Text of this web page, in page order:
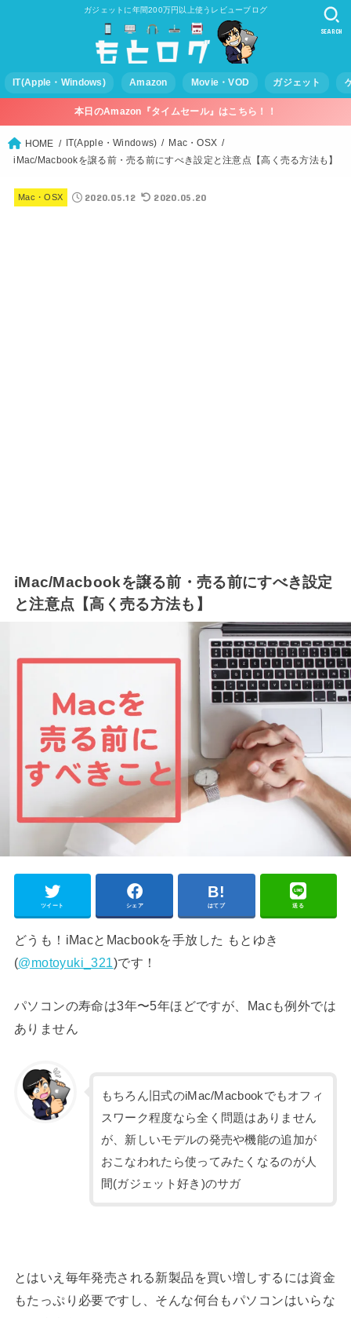
ガジェットに年間200万円以上使うレビューブログ
IT(Apple・Windows) Amazon Movie・VOD ガジェット
SEARCH
本日のAmazon『タイムセール』はこちら！！
HOME IT(Apple・Windows)
Mac・OSX
iMac/Macbookを譲る前・売る前にすべき設定と注意点【高く売る方法も】
Mac・OSX 2020.05.12 2020.05.20
iMac/Macbookを譲る前・売る前にすべき設定
と注意点【高く売る方法も】
ツイート シェア はてブ 送る
どうも！iMacとMacbookを手放した もとゆき
(@motoyuki_321)です！
パソコンの寿命は3年〜5年ほどですが、Macも例外では
ありません
もちろん旧式のiMac/Macbookでもオフィ
スワーク程度なら全く問題はありません
が、新しいモデルの発売や機能の追加が
おこなわれたら使ってみたくなるのが人
間(ガジェット好き)のサガ
とはいえ毎年発売される新製品を買い増しするには資金
もたっぷり必要ですし、そんな何台もパソコンはいらな